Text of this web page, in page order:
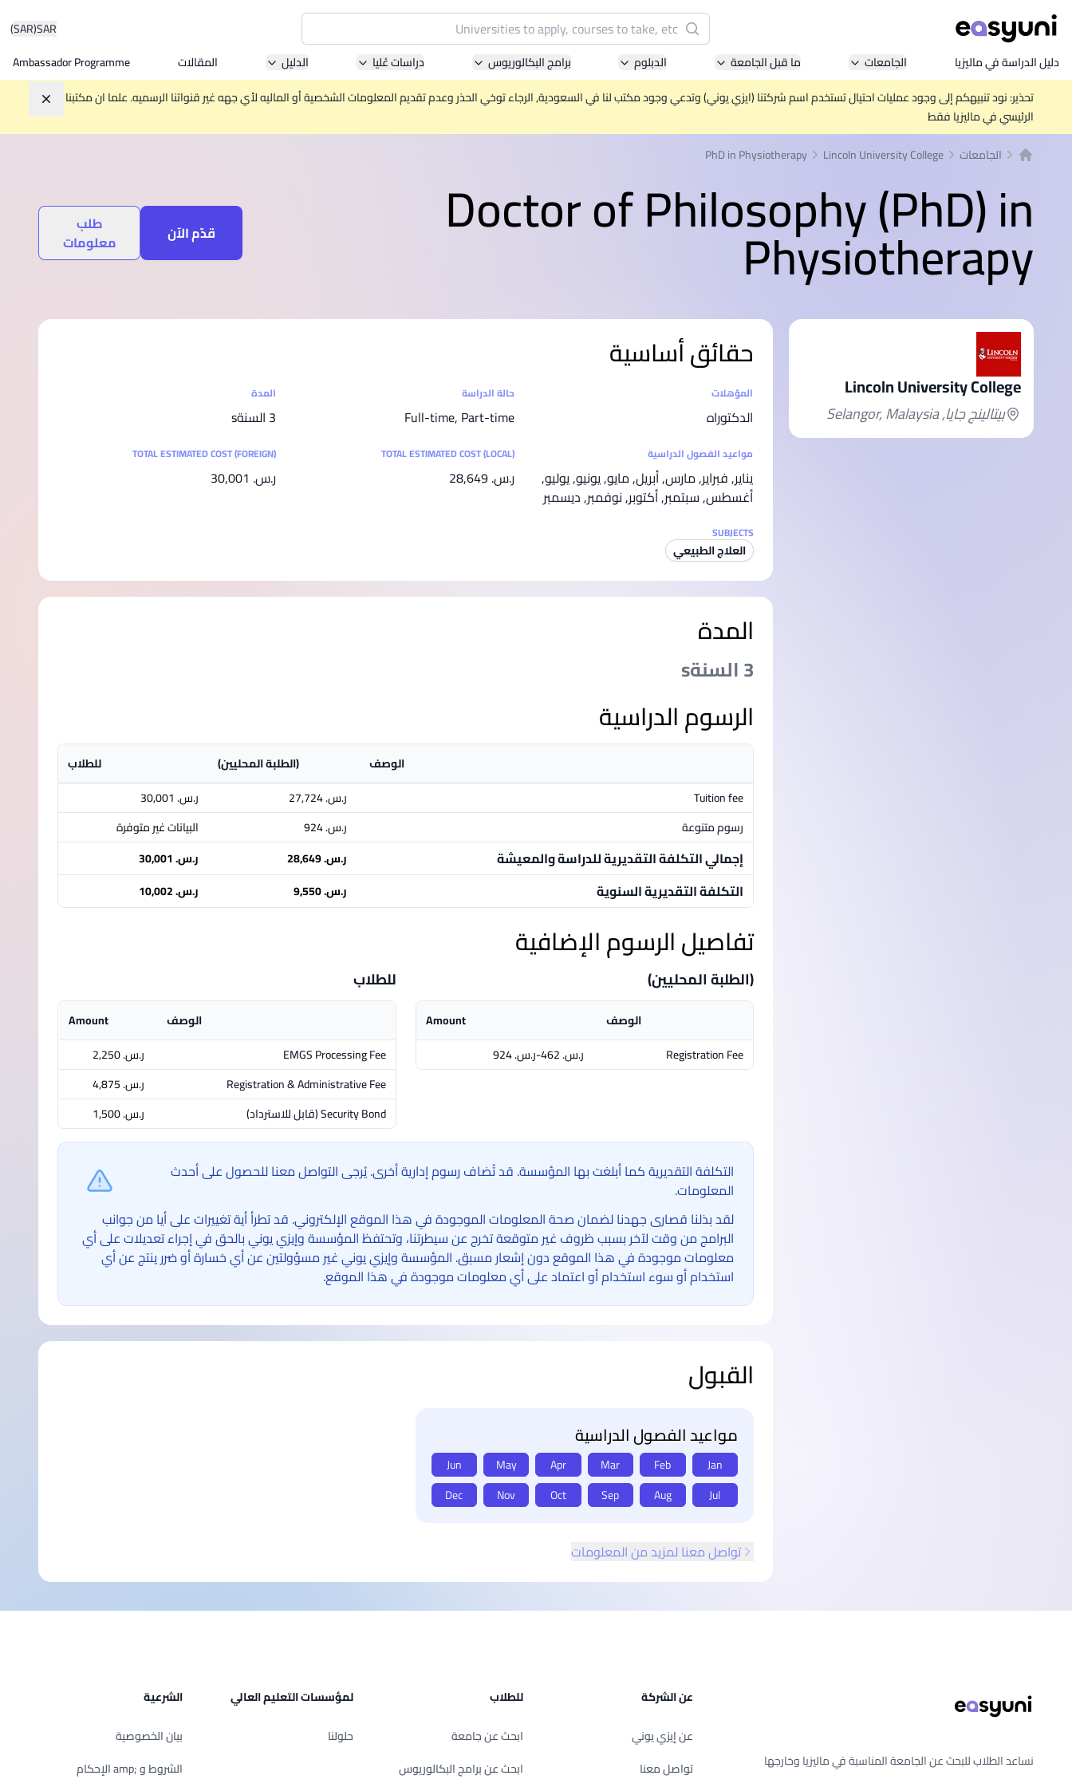
SAR
(SAR) البحث
Asia Pacific University of Technology and Innovation
(APU)
courses
International Medical University (IMU)
Malaysia's first and most established private medical and
healthcare university
Massachusetts Institute of Technology (MIT)
SEGi University Kota Damansara
Management and Science University (MSU)
دليل الدراسة في ماليزيا الجامعات ما قبل الجامعة الدبلوم برامج البكالوريوس دراسات عُليا الدليل المقالات
Ambassador Programme
تحذير: نود تنبيهكم إلى وجود عمليات احتيال تستخدم اسم شركتنا (ايزي يوني) وتدعي وجود مكتب لنا في السعودية, الرجاء توخي الحذر وعدم تقديم المعلومات الشخصية أو الماليه لأي جهه غير قنواتنا الرسميه. علما ان مكتبنا
الرئيسي في ماليزيا فقط
تجاهل
الجامعات Lincoln University College
PhD in Physiotherapy
Doctor of Philosophy (PhD) in
Physiotherapy قدّم الآن
طلب
معلومات
Lincoln University College
بيتالينج جايا, Selangor, Malaysia
حقائق أساسية
إحصائيات
المؤهلات
الدكتوراه
حالة الدراسة
Full-time, Part-time
المدة
3 السنةs
مواعيد الفصول الدراسية
يناير, فبراير, مارس, أبريل, مايو, يونيو, يوليو,
أغسطس, سبتمبر, أكتوبر, نوفمبر, ديسمبر
TOTAL ESTIMATED COST (LOCAL)
ر.س.‏ 28,649
TOTAL ESTIMATED COST (FOREIGN)
ر.س.‏ 30,001
SUBJECTS
العلاج الطبيعي
المدة
3 السنةs
الرسوم الدراسية
الوصف (الطلبة المحليين)
للطلاب
Tuition fee
ر.س.‏ 27,724
ر.س.‏ 30,001
رسوم متنوعة
ر.س.‏ 924 البيانات غير متوفرة
إجمالي التكلفة التقديرية للدراسة والمعيشة ر.س.‏ 28,649 ر.س.‏ 30,001
التكلفة التقديرية السنوية ر.س.‏ 9,550 ر.س.‏ 10,002
تفاصيل الرسوم الإضافية
(الطلبة المحليين)
الوصف
Amount
Registration Fee
ر.س.‏ 462-ر.س.‏ 924
للطلاب
الوصف
Amount
EMGS Processing Fee
ر.س.‏ 2,250
Registration & Administrative Fee
ر.س.‏ 4,875
Security Bond(قابل للاسترداد) ر.س.‏ 1,500
التكلفة التقديرية كما أبلغت بها المؤسسة. قد تُضاف رسوم إدارية أخرى. يُرجى التواصل معنا للحصول على أحدث
المعلومات.
لقد بذلنا قصارى جهدنا لضمان صحة المعلومات الموجودة في هذا الموقع الإلكتروني. قد تطرأ أية تغييرات على أيا من جوانب
البرامج من وقت لآخر بسبب ظروف غير متوقعة تخرج عن سيطرتنا، وتحتفظ المؤسسة وإيزي يوني بالحق في إجراء تعديلات على أي
معلومات موجودة في هذا الموقع دون إشعار مسبق. المؤسسة وإيزي يوني غير مسؤولتين عن أي خسارة أو ضرر ينتج عن أي
استخدام أو سوء استخدام أو اعتماد على أي معلومات موجودة في هذا الموقع.
القبول
مواعيد الفصول الدراسية
Jan
Feb
Mar
Apr
May
Jun
Jul
Aug
Sep
Oct
Nov
Dec
تواصل معنا لمزيد من المعلومات
نساعد الطلاب للبحث عن الجامعة المناسبة في ماليزيا وخارجها
عن الشركة
عن إيزي يوني
تواصل معنا
للطلاب
ابحث عن جامعة
ابحث عن برامج البكالوريوس
لمؤسسات التعليم العالي
حلولنا
الشرعية
بيان الخصوصية
الشروط و ;amp الإحكام